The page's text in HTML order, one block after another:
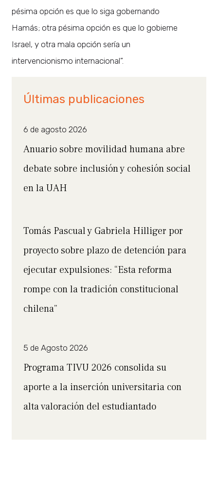
pésima opción es que lo siga gobernando
Hamás; otra pésima opción es que lo gobierne
Israel, y otra mala opción sería un
intervencionismo internacional”.
Últimas publicaciones
6 de agosto 2026
Anuario sobre movilidad humana abre
debate sobre inclusión y cohesión social
en la UAH
Tomás Pascual y Gabriela Hilliger por
proyecto sobre plazo de detención para
ejecutar expulsiones: “Esta reforma
rompe con la tradición constitucional
chilena”
5 de Agosto 2026
Programa TIVU 2026 consolida su
aporte a la inserción universitaria con
alta valoración del estudiantado